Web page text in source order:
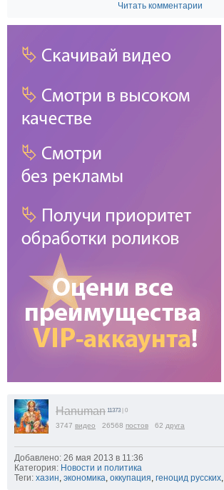
Читать комментарии
Hanuman 11373 | 0
3747 видео 26568 постов 62 друга
Добавлено: 26 мая 2013 в 11:36
Категория: Новости и политика
Теги: хазин, экономика, оккупация, геноцид русских,